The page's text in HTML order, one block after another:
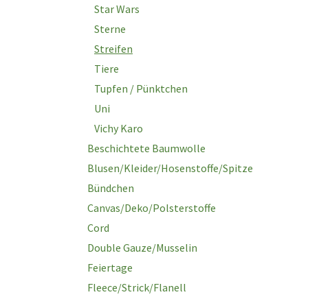
Star Wars
Sterne
Streifen
Tiere
Tupfen / Pünktchen
Uni
Vichy Karo
Beschichtete Baumwolle
Blusen/Kleider/Hosenstoffe/Spitze
Bündchen
Canvas/Deko/Polsterstoffe
Cord
Double Gauze/Musselin
Feiertage
Fleece/Strick/Flanell